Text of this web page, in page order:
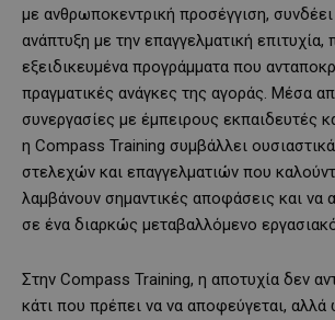
με ανθρωποκεντρική προσέγγιση,
ανάπτυξη με την επαγγελματική
εξειδικευμένα προγράμματα που
πραγματικές ανάγκες της αγοράς. Μέσα
συνεργασίες με έμπειρους εκπαιδευτές
η Compass Training συμβάλλει
στελεχών και επαγγελματιών που
λαμβάνουν σημαντικές αποφάσεις και να
σε ένα διαρκώς μεταβαλλόμενο
Στην Compass Training, η αποτυχία δεν
κάτι που πρέπει να να αποφεύγεται, αλλά